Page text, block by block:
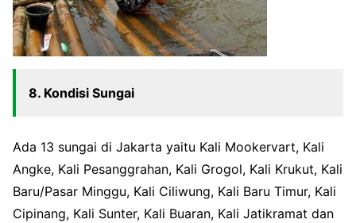
8. Kondisi Sungai
Ada 13 sungai di Jakarta yaitu Kali Mookervart, Kali
Angke, Kali Pesanggrahan, Kali Grogol, Kali Krukut, Kali
Baru/Pasar Minggu, Kali Ciliwung, Kali Baru Timur, Kali
Cipinang, Kali Sunter, Kali Buaran, Kali Jatikramat dan